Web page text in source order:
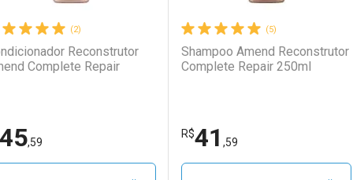
Ativar Desconto Ativar Desconto
(2)
Reconstrutor
Complete Repair
45,59
(5)
Shampoo Amend Reconstrutor
Complete Repair 250ml
R$41 ,59